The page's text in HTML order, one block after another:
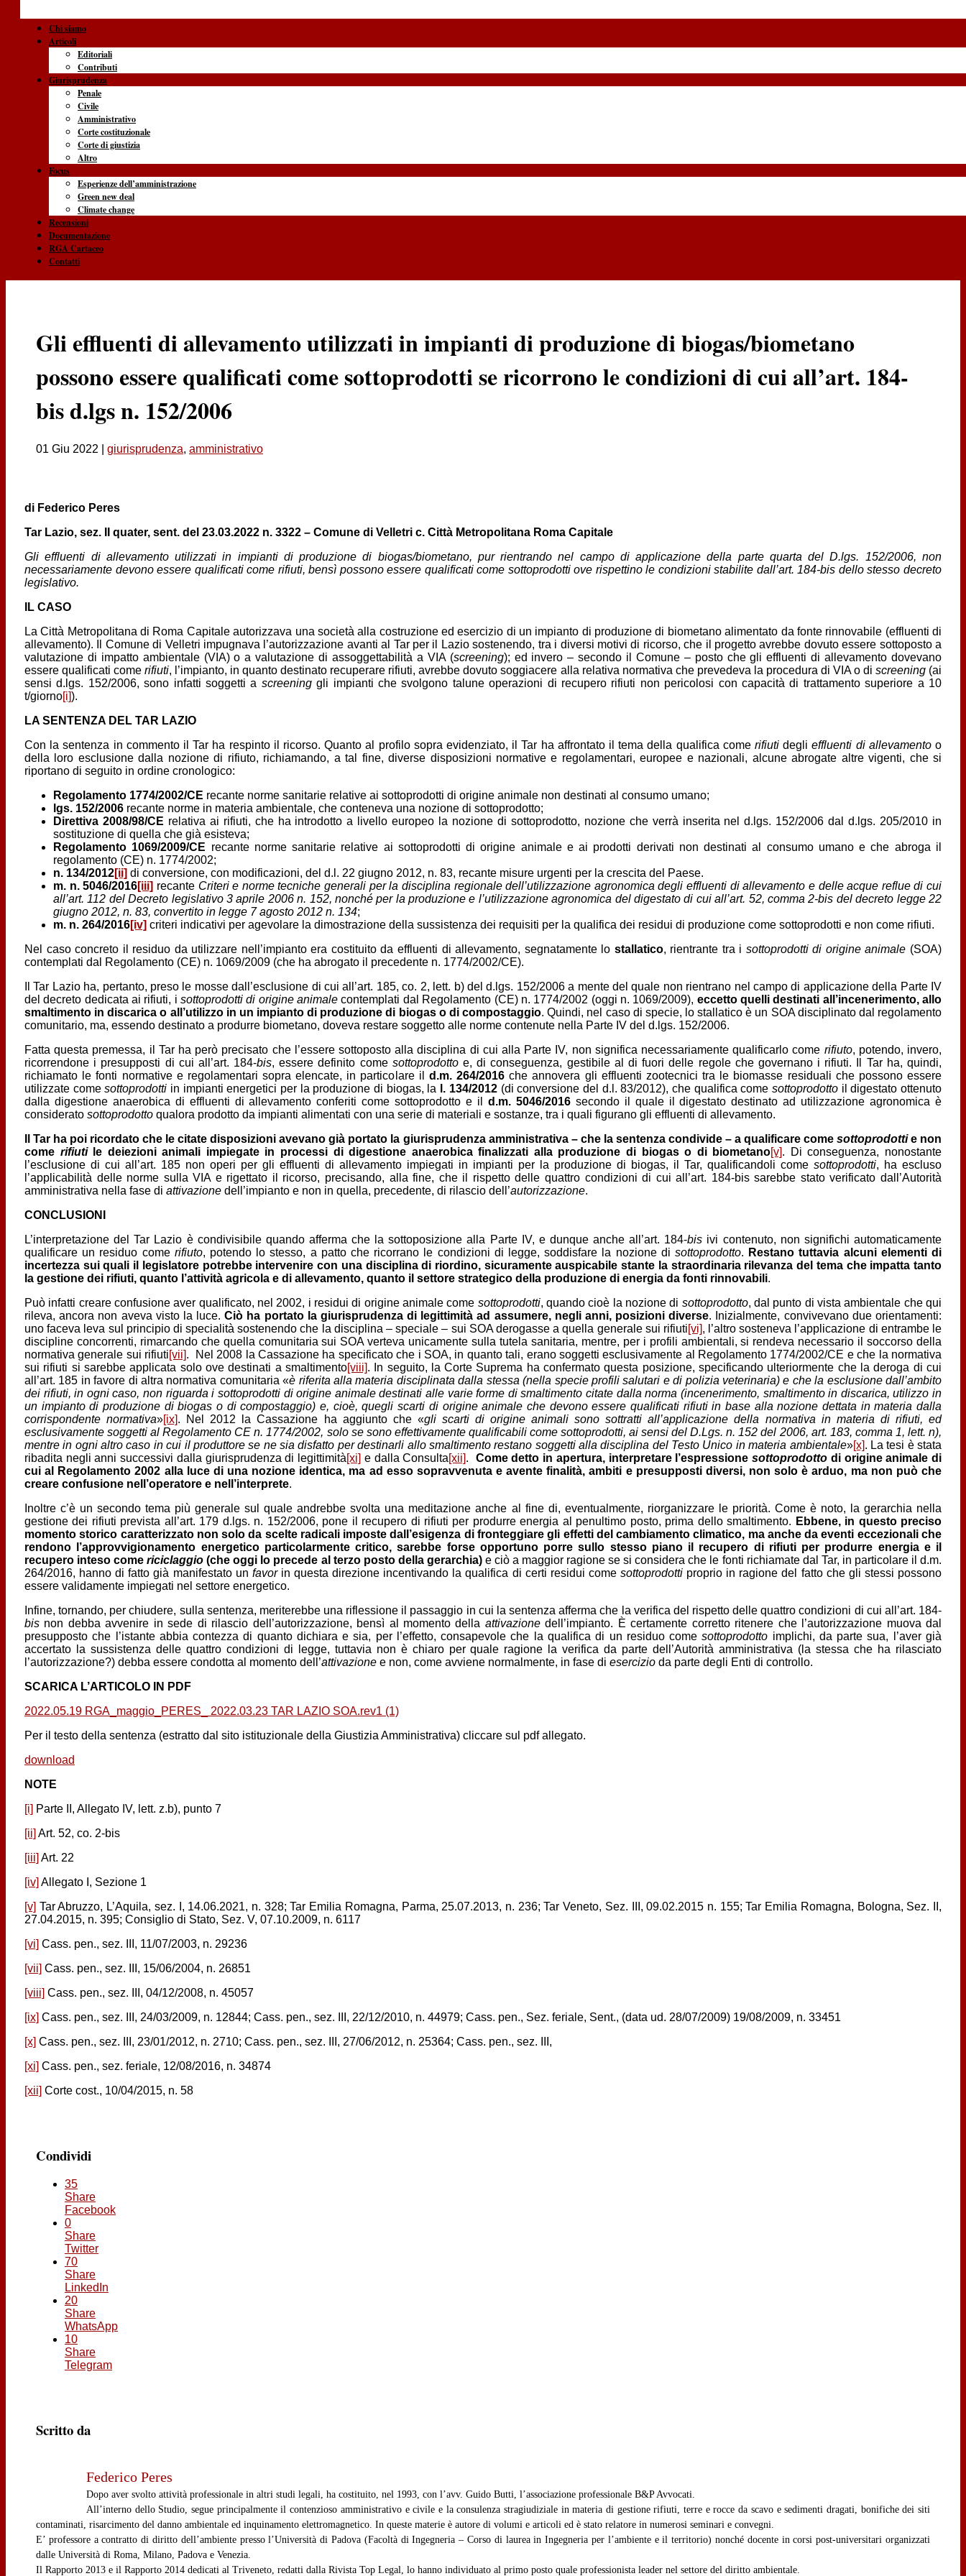
Chi siamo
Articoli
Editoriali
Contributi
Giurisprudenza
Penale
Civile
Amministrativo
Corte costituzionale
Corte di giustizia
Altro
Focus
Esperienze dell’amministrazione
Green new deal
Climate change
Recensioni
Documentazione
RGA Cartaceo
Contatti
Gli effluenti di allevamento utilizzati in impianti di produzione di biogas/biometano
possono essere qualificati come sottoprodotti se ricorrono le condizioni di cui all’art. 184-
bis d.lgs n. 152/2006
01 Giu 2022 giurisprudenza, amministrativo
di Federico Peres
Tar Lazio, sez. II quater, sent. del 23.03.2022 n. 3322 – Comune di Velletri c. Città Metropolitana Roma Capitale
Gli effluenti di allevamento utilizzati in impianti di produzione di biogas/biometano, pur rientrando nel campo di applicazione della parte quarta del D.lgs. 152/2006, non
necessariamente devono essere qualificati come rifiuti, bensì possono essere qualificati come sottoprodotti ove rispettino le condizioni stabilite dall’art. 184-bis dello stesso decreto
legislativo.
IL CASO
La Città Metropolitana di Roma Capitale autorizzava una società alla costruzione ed esercizio di un impianto di produzione di biometano alimentato da fonte rinnovabile (effluenti di
allevamento). Il Comune di Velletri impugnava l’autorizzazione avanti al Tar per il Lazio sostenendo, tra i diversi motivi di ricorso, che il progetto avrebbe dovuto essere sottoposto a
valutazione di impatto ambientale (VIA) o a valutazione di assoggettabilità a VIA (screening); ed invero – secondo il Comune – posto che gli effluenti di allevamento dovevano
essere qualificati comerifiuti, l’impianto, in quanto destinato recuperare rifiuti, avrebbe dovuto soggiacere alla relativa normativa che prevedeva la procedura di VIA o di screening(ai
sensi d.lgs. 152/2006, sono infatti soggetti a screeninggli impianti che svolgono talune operazioni di recupero rifiuti non pericolosi con capacità di trattamento superiore a 10
t/giorno[i]).
LA SENTENZA DEL TAR LAZIO
Con la sentenza in commento il Tar ha respinto il ricorso. Quanto al profilo sopra evidenziato, il Tar ha affrontato il tema della qualifica come rifiuti deglieffluenti di allevamentoo
della loro esclusione dalla nozione di rifiuto, richiamando, a tal fine, diverse disposizioni normative e regolamentari, europee e nazionali, alcune abrogate altre vigenti, che si
riportano di seguito in ordine cronologico:
Regolamento 1774/2002/CE recante norme sanitarie relative ai sottoprodotti di origine animale non destinati al consumo umano;
lgs. 152/2006 recante norme in materia ambientale, che conteneva una nozione di sottoprodotto;
Direttiva 2008/98/CE relativa ai rifiuti, che ha introdotto a livello europeo la nozione di sottoprodotto, nozione che verrà inserita nel d.lgs. 152/2006 dal d.lgs. 205/2010 in
sostituzione di quella che già esisteva;
Regolamento 1069/2009/CE recante norme sanitarie relative ai sottoprodotti di origine animale e ai prodotti derivati non destinati al consumo umano e che abroga il
regolamento (CE) n. 1774/2002;
n. 134/2012[ii] di conversione, con modificazioni, del d.l. 22 giugno 2012, n. 83, recante misure urgenti per la crescita del Paese.
m. n. 5046/2016[iii] recante Criteri e norme tecniche generali per la disciplina regionale dell’utilizzazione agronomica degli effluenti di allevamento e delle acque reflue di cui
all’art. 112 del Decreto legislativo 3 aprile 2006 n. 152, nonché per la produzione e l’utilizzazione agronomica del digestato di cui all’art. 52, comma 2-bis del decreto legge 22
giugno 2012, n. 83, convertito in legge 7 agosto 2012 n. 134;
m. n. 264/2016[iv] criteri indicativi per agevolare la dimostrazione della sussistenza dei requisiti per la qualifica dei residui di produzione come sottoprodotti e non come rifiuti.
Nel caso concreto il residuo da utilizzare nell’impianto era costituito da effluenti di allevamento, segnatamente lo stallatico, rientrante tra i sottoprodotti di origine animale (SOA)
contemplati dal Regolamento (CE) n. 1069/2009 (che ha abrogato il precedente n. 1774/2002/CE).
Il Tar Lazio ha, pertanto, preso le mosse dall’esclusione di cui all’art. 185, co. 2, lett. b) del d.lgs. 152/2006 a mente del quale non rientrano nel campo di applicazione della Parte IV
del decreto dedicata ai rifiuti, isottoprodotti di origine animale contemplati dal Regolamento (CE) n. 1774/2002 (oggi n. 1069/2009), eccetto quelli destinati all’incenerimento, allo
smaltimento in discarica o all’utilizzo in un impianto di produzione di biogas o di compostaggio. Quindi, nel caso di specie, lo stallatico è un SOA disciplinato dal regolamento
comunitario, ma, essendo destinato a produrre biometano, doveva restare soggetto alle norme contenute nella Parte IV del d.lgs. 152/2006.
Fatta questa premessa, il Tar ha però precisato che l’essere sottoposto alla disciplina di cui alla Parte IV, non significa necessariamente qualificarlo come rifiuto, potendo, invero,
ricorrendone i presupposti di cui all’art. 184-bis, essere definito come sottoprodottoe, di conseguenza, gestibile al di fuori delle regole che governano i rifiuti. Il Tar ha, quindi,
richiamato le fonti normative e regolamentari sopra elencate, in particolare il d.m. 264/2016 che annovera gli effluenti zootecnici tra le biomasse residuali che possono essere
utilizzate comesottoprodotti in impianti energetici per la produzione di biogas, la l. 134/2012(di conversione del d.l. 83/2012), che qualifica come sottoprodotto il digestato ottenuto
dalla digestione anaerobica di effluenti di allevamento conferiti come sottoprodotto e il d.m. 5046/2016secondo il quale il digestato destinato ad utilizzazione agronomica è
considerato sottoprodotto qualora prodotto da impianti alimentati con una serie di materiali e sostanze, tra i quali figurano gli effluenti di allevamento.
Il Tar ha poi ricordato che le citate disposizioni avevano già portato la giurisprudenza amministrativa – che la sentenza condivide – a qualificare come sottoprodottie non
come rifiutile deiezioni animali impiegate in processi di digestione anaerobica finalizzati alla produzione di biogas o di biometano[v]. Di conseguenza, nonostante
l’esclusione di cui all’art. 185 non operi per gli effluenti di allevamento impiegati in impianti per la produzione di biogas, il Tar, qualificandoli come sottoprodotti, ha escluso
l’applicabilità delle norme sulla VIA e rigettato il ricorso, precisando, alla fine, che il rispetto delle quattro condizioni di cui all’art. 184-bis sarebbe stato verificato dall’Autorità
amministrativa nella fase di attivazione dell’impianto e non in quella, precedente, di rilascio dell’autorizzazione.
CONCLUSIONI
L’interpretazione del Tar Lazio è condivisibile quando afferma che la sottoposizione alla Parte IV, e dunque anche all’art. 184-bis ivi contenuto, non significhi automaticamente
qualificare un residuo come rifiuto, potendo lo stesso, a patto che ricorrano le condizioni di legge, soddisfare la nozione disottoprodotto. Restano tuttavia alcuni elementi di
incertezza sui quali il legislatore potrebbe intervenire con una disciplina di riordino, sicuramente auspicabile stante la straordinaria rilevanza del tema che impatta tanto
la gestione dei rifiuti, quanto l’attività agricola e di allevamento, quanto il settore strategico della produzione di energia da fonti rinnovabili.
Può infatti creare confusione aver qualificato, nel 2002, i residui di origine animale come sottoprodotti, quando cioè la nozione di sottoprodotto, dal punto di vista ambientale che qui
rileva, ancora non aveva visto la luce.Ciò ha portato la giurisprudenza di legittimità ad assumere, negli anni, posizioni diverse. Inizialmente, convivevano due orientamenti:
uno faceva leva sul principio di specialità sostenendo che la disciplina – speciale – sui SOA derogasse a quella generale sui rifiuti[vi], l’altro sosteneva l’applicazione di entrambe le
discipline concorrenti, rimarcando che quella comunitaria sui SOA verteva unicamente sulla tutela sanitaria, mentre, per i profili ambientali, si rendeva necessario il soccorso della
normativa generale sui rifiuti[vii]. Nel 2008 la Cassazione ha specificato che i SOA, in quanto tali, erano soggetti esclusivamente al Regolamento 1774/2002/CE e che la normativa
sui rifiuti si sarebbe applicata solo ove destinati a smaltimento[viii]. In seguito, la Corte Suprema ha confermato questa posizione, specificando ulteriormente che la deroga di cui
all’art. 185 in favore di altra normativa comunitaria «è riferita alla materia disciplinata dalla stessa (nella specie profili salutari e di polizia veterinaria) e che la esclusione dall’ambito
dei rifiuti, in ogni caso, non riguarda i sottoprodotti di origine animale destinati alle varie forme di smaltimento citate dalla norma (incenerimento, smaltimento in discarica, utilizzo in
un impianto di produzione di biogas o di compostaggio) e, cioè, quegli scarti di origine animale che devono essere qualificati rifiuti in base alla nozione dettata in materia dalla
corrispondente normativa»[ix]. Nel 2012 la Cassazione ha aggiunto che «gli scarti di origine animali sono sottratti all’applicazione della normativa in materia di rifiuti, ed
esclusivamente soggetti al Regolamento CE n. 1774/2002, solo se sono effettivamente qualificabili come sottoprodotti, ai sensi del D.Lgs. n. 152 del 2006, art. 183, comma 1, lett. n),
mentre in ogni altro caso in cui il produttore se ne sia disfatto per destinarli allo smaltimento restano soggetti alla disciplina del Testo Unico in materia ambientale»[x]. La tesi è stata
ribadita negli anni successivi dalla giurisprudenza di legittimità[xi] e dalla Consulta[xii]. Come detto in apertura, interpretare l’espressionesottoprodotto di origine animale di
cui al Regolamento 2002 alla luce di una nozione identica, ma ad esso sopravvenuta e avente finalità, ambiti e presupposti diversi, non solo è arduo, ma non può che
creare confusione nell’operatore e nell’interprete.
Inoltre c’è un secondo tema più generale sul quale andrebbe svolta una meditazione anche al fine di, eventualmente, riorganizzare le priorità. Come è noto, la gerarchia nella
gestione dei rifiuti prevista all’art. 179 d.lgs. n. 152/2006, pone il recupero di rifiuti per produrre energia al penultimo posto, prima dello smaltimento. Ebbene, in questo preciso
momento storico caratterizzato non solo da scelte radicali imposte dall’esigenza di fronteggiare gli effetti del cambiamento climatico, ma anche da eventi eccezionali che
rendono l’approvvigionamento energetico particolarmente critico, sarebbe forse opportuno porre sullo stesso piano il recupero di rifiuti per produrre energia e il
recupero inteso comericiclaggio (che oggi lo precede al terzo posto della gerarchia)e ciò a maggior ragione se si considera che le fonti richiamate dal Tar, in particolare il d.m.
264/2016, hanno di fatto già manifestato un favor in questa direzione incentivando la qualifica di certi residui comesottoprodotti proprio in ragione del fatto che gli stessi possono
essere validamente impiegati nel settore energetico.
Infine, tornando, per chiudere, sulla sentenza, meriterebbe una riflessione il passaggio in cui la sentenza afferma che la verifica del rispetto delle quattro condizioni di cui all’art. 184-
bis non debba avvenire in sede di rilascio dell’autorizzazione, bensì al momento della attivazionedell’impianto. È certamente corretto ritenere che l’autorizzazione muova dal
presupposto che l’istante abbia contezza di quanto dichiara e sia, per l’effetto, consapevole che la qualifica di un residuo comesottoprodotto implichi, da parte sua, l’aver già
accertato la sussistenza delle quattro condizioni di legge, tuttavia non è chiaro per quale ragione la verifica da parte dell’Autorità amministrativa (la stessa che ha rilasciato
l’autorizzazione?) debba essere condotta al momento dell’attivazione e non, come avviene normalmente, in fase di esercizio da parte degli Enti di controllo.
SCARICA L’ARTICOLO IN PDF
2022.05.19 RGA_maggio_PERES_ 2022.03.23 TAR LAZIO SOA.rev1 (1)
Per il testo della sentenza (estratto dal sito istituzionale della Giustizia Amministrativa) cliccare sul pdf allegato.
download
NOTE
[i] Parte II, Allegato IV, lett. z.b), punto 7
[ii] Art. 52, co. 2-bis
[iii] Art. 22
[iv] Allegato I, Sezione 1
[v] Tar Abruzzo, L’Aquila, sez. I, 14.06.2021, n. 328; Tar Emilia Romagna, Parma, 25.07.2013, n. 236; Tar Veneto, Sez. III, 09.02.2015 n. 155; Tar Emilia Romagna, Bologna, Sez. II,
27.04.2015, n. 395; Consiglio di Stato, Sez. V, 07.10.2009, n. 6117
[vi] Cass. pen., sez. III, 11/07/2003, n. 29236
[vii] Cass. pen., sez. III, 15/06/2004, n. 26851
[viii] Cass. pen., sez. III, 04/12/2008, n. 45057
[ix] Cass. pen., sez. III, 24/03/2009, n. 12844; Cass. pen., sez. III, 22/12/2010, n. 44979; Cass. pen., Sez. feriale, Sent., (data ud. 28/07/2009) 19/08/2009, n. 33451
[x] Cass. pen., sez. III, 23/01/2012, n. 2710; Cass. pen., sez. III, 27/06/2012, n. 25364; Cass. pen., sez. III,
[xi] Cass. pen., sez. feriale, 12/08/2016, n. 34874
[xii] Corte cost., 10/04/2015, n. 58
Condividi
35
Share
Facebook
0
Share
Twitter
70
Share
LinkedIn
20
Share
WhatsApp
10
Share
Telegram
Scritto da
Federico Peres
Dopo aver svolto attività professionale in altri studi legali, ha costituito, nel 1993, con l’avv. Guido Butti, l’associazione professionale B&P Avvocati.
All’interno dello Studio, segue principalmente il contenzioso amministrativo e civile e la consulenza stragiudiziale in materia di gestione rifiuti, terre e rocce da scavo e sedimenti dragati, bonifiche dei siti
contaminati, risarcimento del danno ambientale ed inquinamento elettromagnetico. In queste materie è autore di volumi e articoli ed è stato relatore in numerosi seminari e convegni.
E’ professore a contratto di diritto dell’ambiente presso l’Università di Padova (Facoltà di Ingegneria – Corso di laurea in Ingegneria per l’ambiente e il territorio) nonché docente in corsi post-universitari organizzati
dalle Università di Roma, Milano, Padova e Venezia.
Il Rapporto 2013 e il Rapporto 2014 dedicati al Triveneto, redatti dalla Rivista Top Legal, lo hanno individuato al primo posto quale professionista leader nel settore del diritto ambientale.